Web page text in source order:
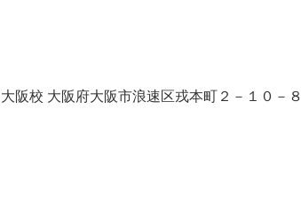
阪校 大阪府大阪市浪速区戎本町２－１０－８